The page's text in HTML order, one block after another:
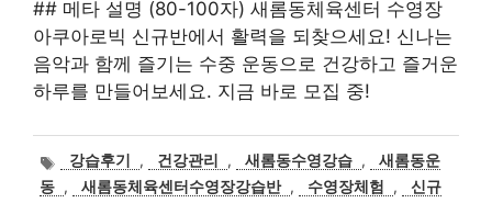
## 메타 설명 (80-100자) 새롬동체육센터 수영장
아쿠아로빅 신규반에서 활력을 되찾으세요! 신나는
음악과 함께 즐기는 수중 운동으로 건강하고 즐거운
하루를 만들어보세요. 지금 바로 모집 중!
태강습후기 , 건강관리 , 새롬동수영강습 ,
새롬동운
동 , 새롬동체육센터수영장강습반 , 수영장체험 ,
신규